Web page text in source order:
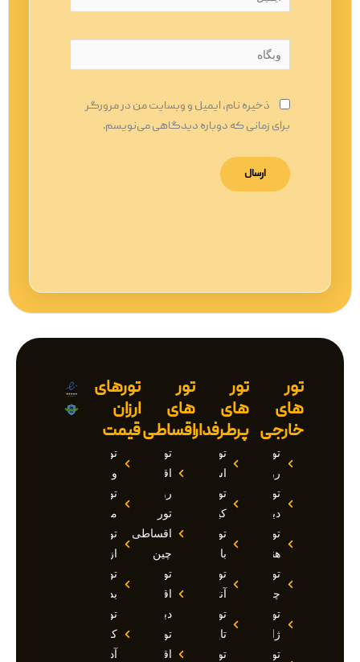
وبگاه
ذخیره نام، ایمیل و وبسایت من در مرورگر
برای زمانی که دوباره دیدگاهی می‌نویسم.
تور
های
خارجی
تور
روسیه
تور
دبی
تور
هند
تور
چین
تور
ژاپن
تور
تور
های
پرطرفدار
تور
استانبول
تور
کیش
تور
بالی
تور
آنتالیا
تور
تایلند
تور
تور
های
اقساطی
تور
اقساطی
روسیه
تور
اقساطی
چین
تور
اقساطی
دبی
تور
اقساطی
تورهای
ارزان
قیمت
تور
وان
تور
مارماریس
تور
ازمیر
تور
بدروم
تور
کوش
آداسی